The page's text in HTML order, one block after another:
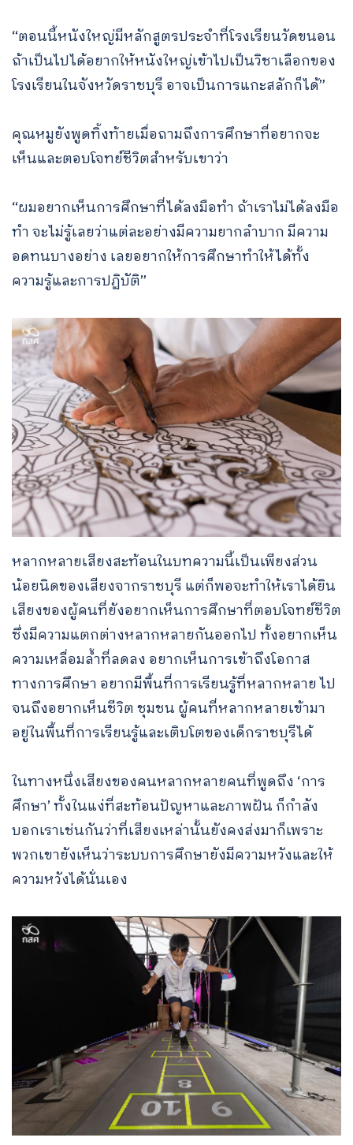
“ตอนนี้หนังใหญ่มีหลักสูตรประจำที่โรงเรียนวัดขนอน
ถ้าเป็นไปได้อยากให้หนังใหญ่เข้าไปเป็นวิชาเลือกของ
โรงเรียนในจังหวัดราชบุรี อาจเป็นการแกะสลักก็ได้”
คุณหมูยังพูดทิ้งท้ายเมื่อถามถึงการศึกษาที่อยากจะ
เห็นและตอบโจทย์ชีวิตสำหรับเขาว่า
“ผมอยากเห็นการศึกษาที่ได้ลงมือทำ ถ้าเราไม่ได้ลงมือ
ทำ จะไม่รู้เลยว่าแต่ละอย่างมีความยากลำบาก มีความ
อดทนบางอย่าง เลยอยากให้การศึกษาทำให้ได้ทั้ง
ความรู้และการปฏิบัติ”
หลากหลายเสียงสะท้อนในบทความนี้เป็นเพียงส่วน
น้อยนิดของเสียงจากราชบุรี แต่ก็พอจะทำให้เราได้ยิน
เสียงของผู้คนที่ยังอยากเห็นการศึกษาที่ตอบโจทย์ชีวิต
ซึ่งมีความแตกต่างหลากหลายกันออกไป ทั้งอยากเห็น
ความเหลื่อมล้ำที่ลดลง อยากเห็นการเข้าถึงโอกาส
ทางการศึกษา อยากมีพื้นที่การเรียนรู้ที่หลากหลาย ไป
จนถึงอยากเห็นชีวิต ชุมชน ผู้คนที่หลากหลายเข้ามา
อยู่ในพื้นที่การเรียนรู้และเติบโตของเด็กราชบุรีได้
ในทางหนึ่งเสียงของคนหลากหลายคนที่พูดถึง ‘การ
ศึกษา’ ทั้งในแง่ที่สะท้อนปัญหาและภาพฝัน ก็กำลัง
บอกเราเช่นกันว่าที่เสียงเหล่านั้นยังคงส่งมาก็เพราะ
พวกเขายังเห็นว่าระบบการศึกษายังมีความหวังและให้
ความหวังได้นั่นเอง